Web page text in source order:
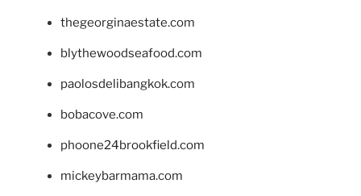
thegeorginaestate.com
blythewoodseafood.com
paolosdelibangkok.com
bobacove.com
phoone24brookfield.com
mickeybarmama.com